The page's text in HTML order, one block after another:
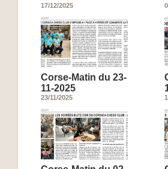
17/12/2025
Corse-Matin du 23-
11-2025
23/11/2025